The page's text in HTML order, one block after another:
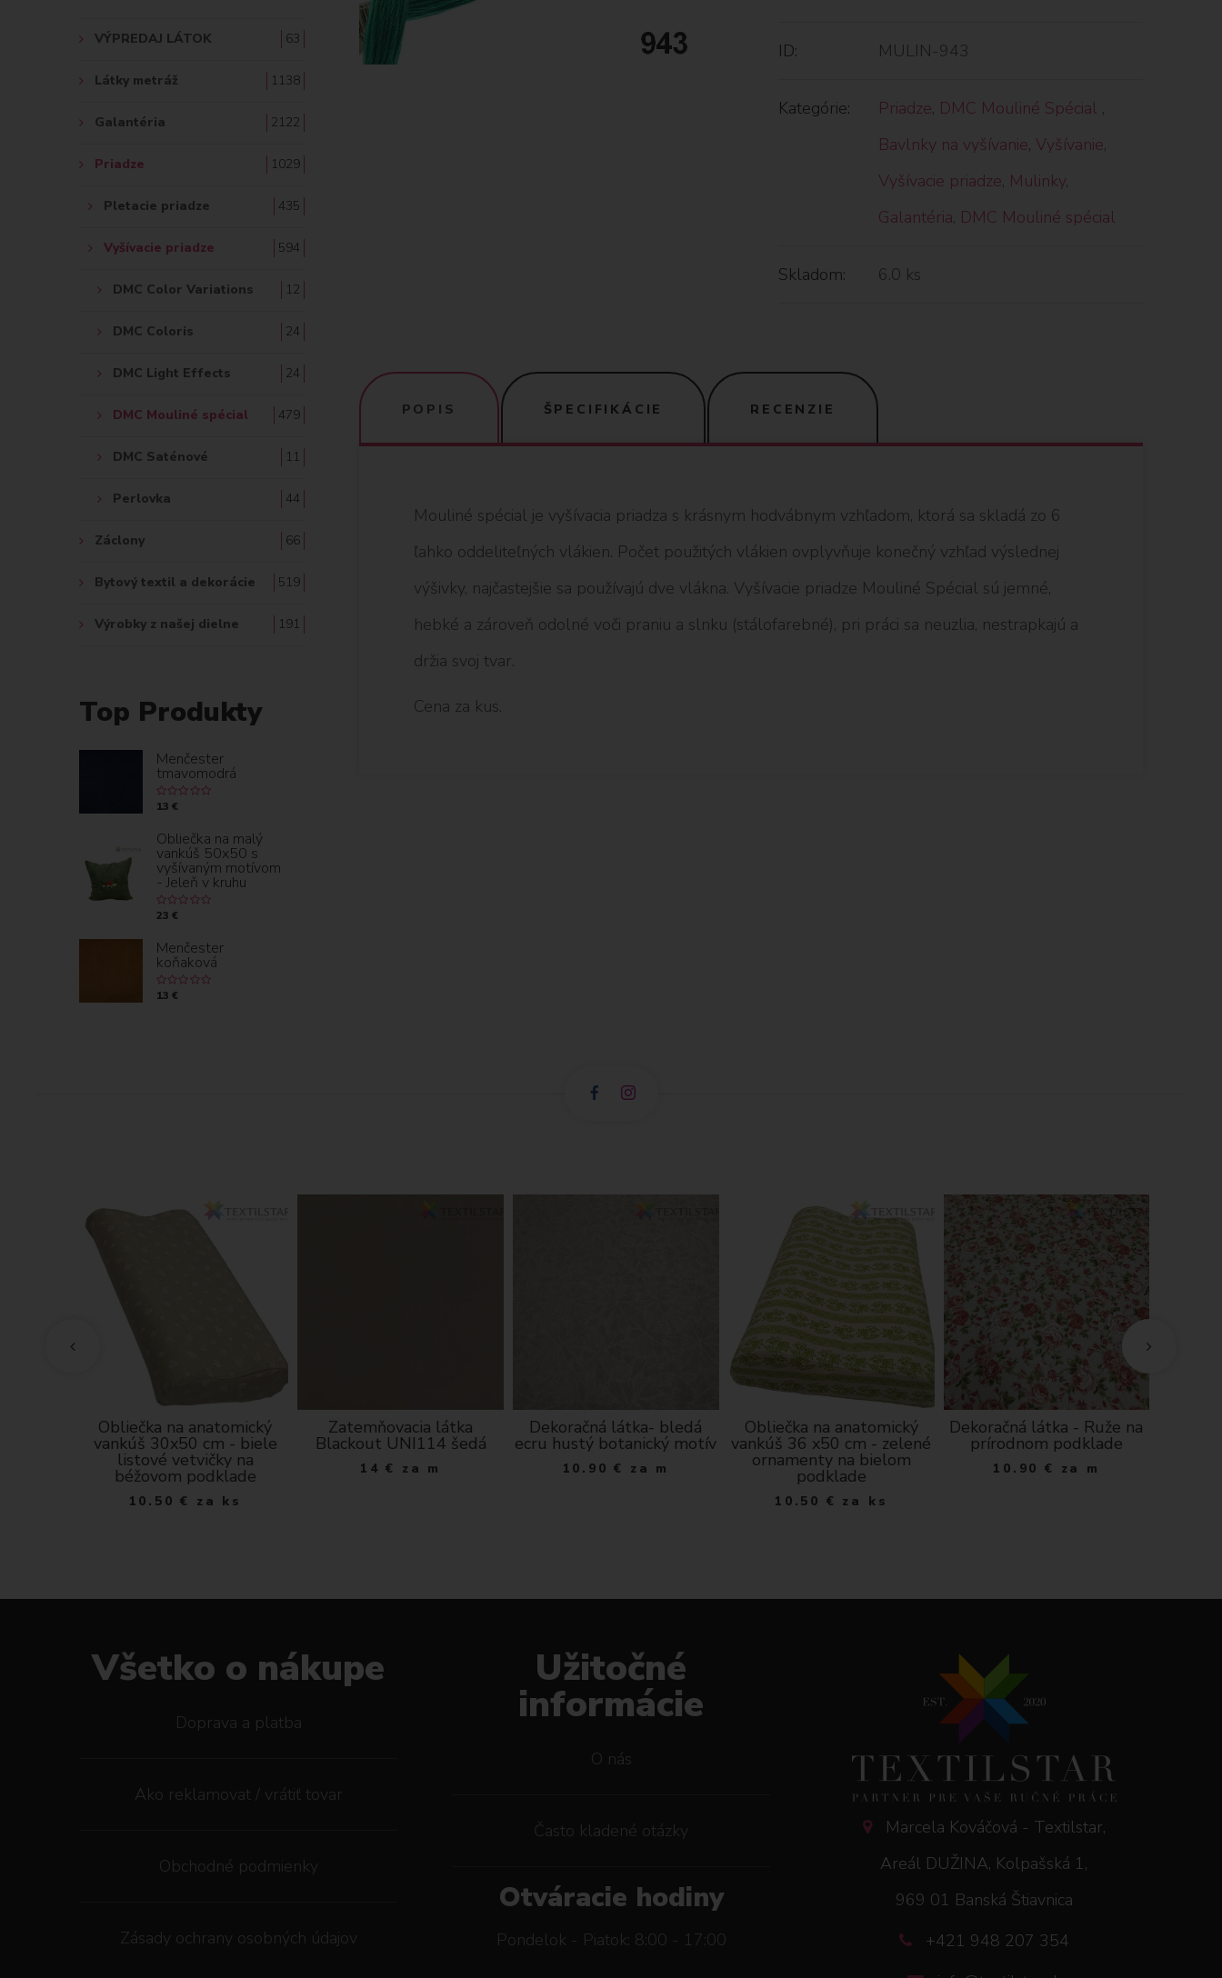
ID: MULIN-943
Kategórie: Priadze, DMC Mouliné Spécial ,
Bavlnky na vyšívanie, Vyšívanie,
Vyšívacie priadze, Mulinky,
Galantéria, DMC Mouliné spécial
Skladom: 6.0 ks
POPIS ŠPECIFIKÁCIE RECENZIE
Mouliné spécial je vyšívacia priadza s krásnym hodvábnym vzhľadom, ktorá sa skladá zo 6
ľahko oddeliteľných vlákien. Počet použitých vlákien ovplyvňuje konečný vzhľad výslednej
výšivky, najčastejšie sa používajú dve vlákna. Vyšívacie priadze Mouliné Spécial sú jemné,
hebké a zároveň odolné voči praniu a slnku (stálofarebné), pri práci sa neuzlia, nestrapkajú a
držia svoj tvar.
Cena za kus.
Ť
:
VÝPREDAJ LÁTOK 63
Látky metráž 1138
Galantéria 2122
Priadze 1029
Pletacie priadze 435
Vyšívacie priadze 594
DMC Color Variations 12
DMC Coloris 24
DMC Light Effects 24
DMC Mouliné spécial 479
DMC Saténové 11
Perlovka 44
Záclony 66
Bytový textil a dekorácie 519
Výrobky z našej dielne 191
Top Produkty
Menčester
tmavomodrá
13 €
Obliečka na malý
vankúš 50x50 s
vyšívaným motívom
- Jeleň v kruhu
23 €
Menčester
koňaková
13 €
Obliečka na anatomický
vankúš 30x50 cm - biele
listové vetvičky na
béžovom podklade
10.50 € za ks
Zatemňovacia látka
Blackout UNI114 šedá
14 € za m
Dekoračná látka- bledá
ecru hustý botanický motív
10.90 € za m
Obliečka na anatomický
vankúš 36 x50 cm - zelené
ornamenty na bielom
podklade
10.50 € za ks
Dekoračná látka - Ruže na
prírodnom podklade
10.90 € za m
Marcela Kováčová - Textilstar,
Areál DUŽINA, Kolpašská 1,
969 01 Banská Štiavnica
+421 948 207 354
Všetko o nákupe
Doprava a platba
Ako reklamovat / vrátiť tovar
Obchodné podmienky
Zásady ochrany osobných údajov
Užitočné
informácie
O nás
Často kladené otázky
Otváracie hodiny
Pondelok - Piatok: 8:00 - 17:00